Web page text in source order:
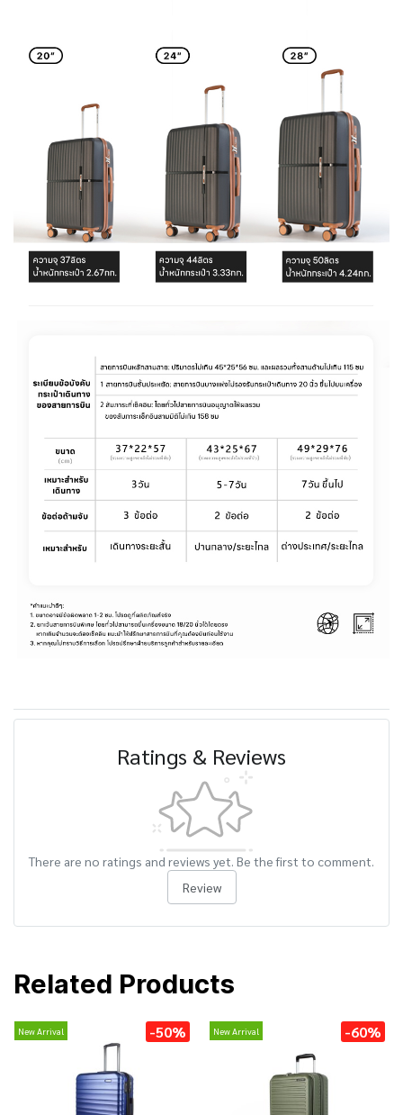
Ratings & Reviews
There are no ratings and reviews yet. Be the first to comment.
Review
Related Products
New Arrival -50% New Arrival -60%